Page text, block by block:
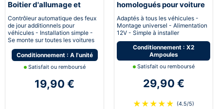
Boitier d'allumage et
extinction automatique
pour feux de jour Led
Contrôleur automatique des feux
de jour additionnels pour
véhicules - Installation simple -
Se monte sur toutes les voitures
Conditionnement : A l'unité
Satisfait ou remboursé
19,90 €
homologués pour voiture
moto quad
Adaptés à tous les véhicules -
Montage universel - Alimentation
12V - Simple à installer
Conditionnement : X2
Ampoules
Satisfait ou remboursé
29,90 €
★ ★ ★ ★ ★ (4.5/5)